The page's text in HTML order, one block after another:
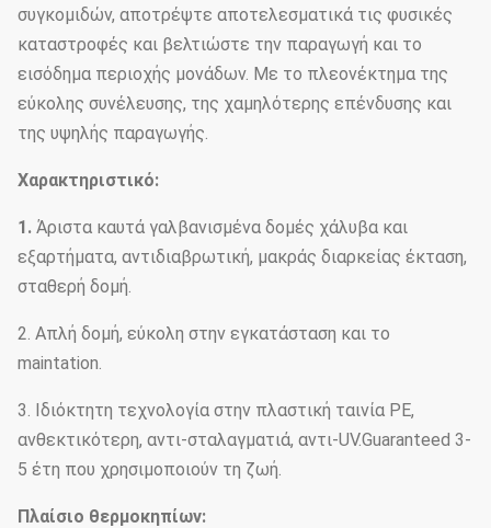
συγκομιδών, αποτρέψτε αποτελεσματικά τις φυσικές
καταστροφές και βελτιώστε την παραγωγή και το
εισόδημα περιοχής μονάδων. Με το πλεονέκτημα της
εύκολης συνέλευσης, της χαμηλότερης επένδυσης και
της υψηλής παραγωγής.
Χαρακτηριστικό:
1. Άριστα καυτά γαλβανισμένα δομές χάλυβα και
εξαρτήματα, αντιδιαβρωτική, μακράς διαρκείας έκταση,
σταθερή δομή.
2. Απλή δομή, εύκολη στην εγκατάσταση και το
maintation.
3. Ιδιόκτητη τεχνολογία στην πλαστική ταινία PE,
ανθεκτικότερη, αντι-σταλαγματιά, αντι-UV.Guaranteed 3-
5 έτη που χρησιμοποιούν τη ζωή.
Πλαίσιο θερμοκηπίων: